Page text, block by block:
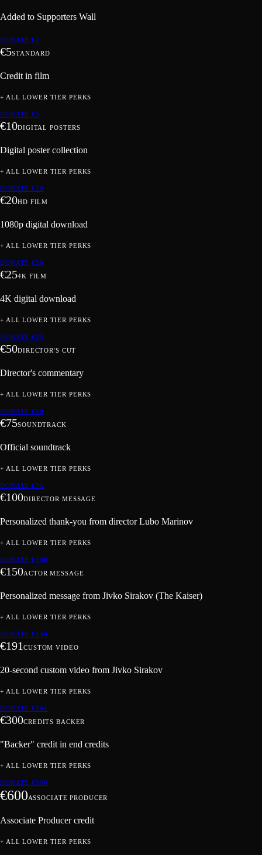
Added to Supporters Wall
DONATE €2
€5STANDARD
Credit in film
+ ALL LOWER TIER PERKS
DONATE €5
€10DIGITAL POSTERS
Digital poster collection
+ ALL LOWER TIER PERKS
DONATE €10
€20HD FILM
1080p digital download
+ ALL LOWER TIER PERKS
DONATE €20
€254K FILM
4K digital download
+ ALL LOWER TIER PERKS
DONATE €25
€50DIRECTOR'S CUT
Director's commentary
+ ALL LOWER TIER PERKS
DONATE €50
€75SOUNDTRACK
Official soundtrack
+ ALL LOWER TIER PERKS
DONATE €75
€100DIRECTOR MESSAGE
Personalized thank-you from director Lubo Marinov
+ ALL LOWER TIER PERKS
DONATE €100
€150ACTOR MESSAGE
Personalized message from Jivko Sirakov (The Kaiser)
+ ALL LOWER TIER PERKS
DONATE €150
€191 CUSTOM VIDEO
20-second custom video from Jivko Sirakov
+ ALL LOWER TIER PERKS
DONATE €191
€300CREDITS BACKER
"Backer" credit in end credits
+ ALL LOWER TIER PERKS
DONATE €300
€600ASSOCIATE PRODUCER
Associate Producer credit
+ ALL LOWER TIER PERKS